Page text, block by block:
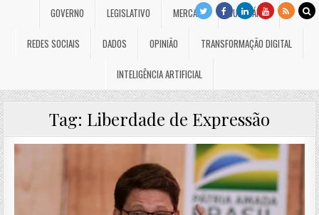
GOVERNO LEGISLATIVO MERCADO JUDICIÁRIO
REDES SOCIAIS DADOS OPINIÃO TRANSFORMAÇÃO DIGITAL
INTELIGÊNCIA ARTIFICIAL
Tag: Liberdade de Expressão